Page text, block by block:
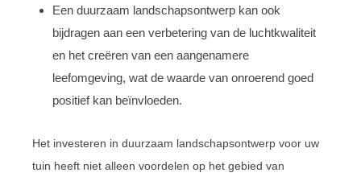
Een duurzaam landschapsontwerp kan ook
bijdragen aan een verbetering van de luchtkwaliteit
en het creëren van een aangenamere
leefomgeving, wat de waarde van onroerend goed
positief kan beïnvloeden.
Het investeren in duurzaam landschapsontwerp voor uw
tuin heeft niet alleen voordelen op het gebied van